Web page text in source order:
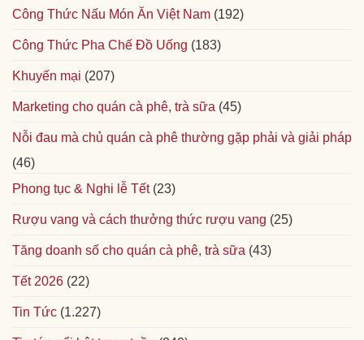
Công Thức Nấu Món Ăn Việt Nam (192)
Công Thức Pha Chế Đồ Uống (183)
Khuyến mại (207)
Marketing cho quán cà phê, trà sữa (45)
Nỗi đau mà chủ quán cà phê thường gặp phải và giải pháp
(46)
Phong tục & Nghi lễ Tết(23)
Rượu vang và cách thưởng thức rượu vang (25)
Tăng doanh số cho quán cà phê, trà sữa (43)
Tết 2026 (22)
Tin Tức (1.227)